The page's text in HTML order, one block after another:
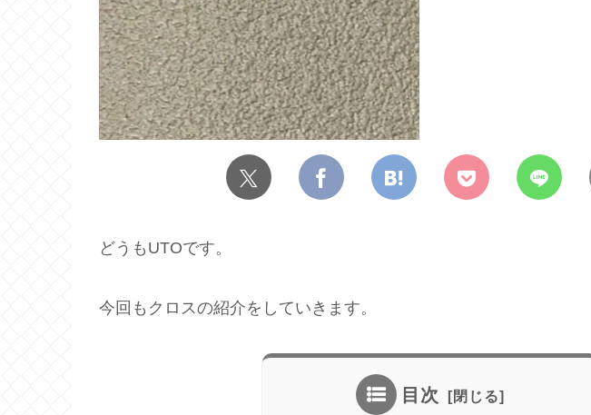
どうもUTOです。
今回もクロスの紹介をしていきます。
目次